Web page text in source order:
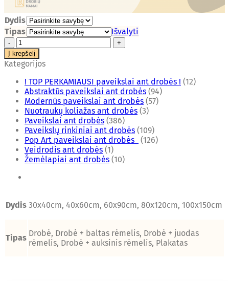
Dydis
Tipas
Išvalyti
produkto
kiekis:
Paveikslas
"Abstraktas
7"
Į krepšelį
Kategorijos
! TOP PERKAMIAUSI paveikslai ant drobės ! (12)
Abstraktūs paveikslai ant drobės (94)
Modernūs paveikslai ant drobės (57)
Nuotraukų koliažas ant drobės (3)
Paveikslai ant drobės (386)
Paveikslų rinkiniai ant drobės (109)
Pop Art paveikslai ant drobės
(126)
Veidrodis ant drobės (1)
Žemėlapiai ant drobės (10)
Dydis 30x40cm, 40x60cm, 60x90cm, 80x120cm, 100x150cm
Tipas Drobė, Drobė + baltas rėmelis, Drobė + juodas
rėmelis, Drobė + auksinis rėmelis, Plakatas